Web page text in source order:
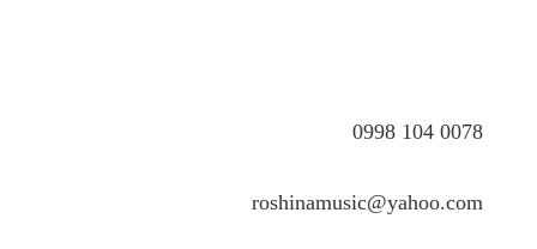
0078 104 0998
roshinamusic@yahoo.com